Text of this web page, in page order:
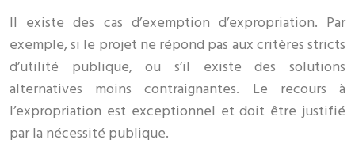
Il existe des cas d’exemption d’expropriation. Par
exemple, si le projet ne répond pas aux critères stricts
d’utilité publique, ou s’il existe des solutions
alternatives moins contraignantes. Le recours à
l’expropriation est exceptionnel et doit être justifié
par la nécessité publique.